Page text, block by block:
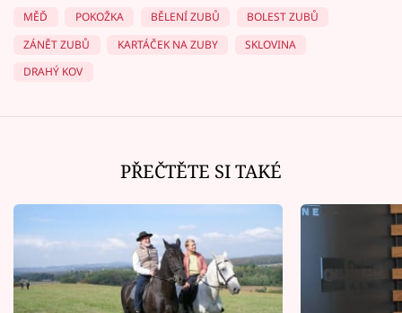
MĚĎ
POKOŽKA BĚLENÍ ZUBŮ
BOLEST ZUBŮ
ZÁNĚT ZUBŮ
KARTÁČEK NA ZUBY
SKLOVINA
DRAHÝ KOV
PŘEČTĚTE SI TAKÉ